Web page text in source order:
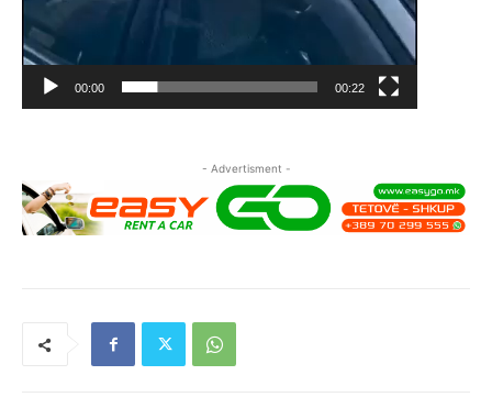
00:00 00:22
- Advertisment -